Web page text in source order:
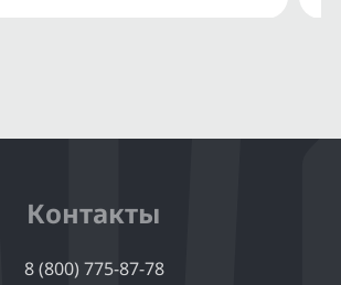
Контакты
8 (800) 775-87-78